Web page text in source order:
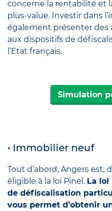
concerne la rentabilité et
plus-value. Investir dans
également présenter des
aux dispositifs de
l’Etat français.
Simulation
• Immobilier neuf
Tout d’abord, Angers est,
éligible à la loi Pinel. La
de défiscalisation
vous permet d’obtenir